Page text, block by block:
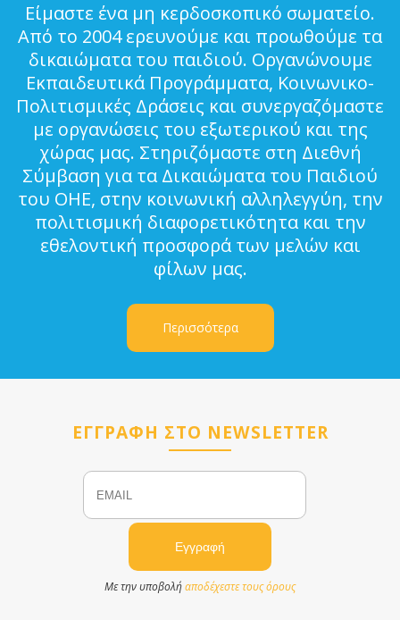
Είμαστε ένα μη κερδοσκοπικό σωματείο.
Από το 2004 ερευνούμε και προωθούμε τα
δικαιώματα του παιδιού. Οργανώνουμε
Εκπαιδευτικά Προγράμματα, Κοινωνικο-
Πολιτισμικές Δράσεις και συνεργαζόμαστε
με οργανώσεις του εξωτερικού και της
χώρας μας. Στηριζόμαστε στη Διεθνή
Σύμβαση για τα Δικαιώματα του Παιδιού
του ΟΗΕ, στην κοινωνική αλληλεγγύη, την
πολιτισμική διαφορετικότητα και την
εθελοντική προσφορά των μελών και
φίλων μας.
Περισσότερα
ΕΓΓΡΑΦΗ ΣΤΟ NEWSLETTER
Email
Με την υποβολήαποδέχεστε τους όρους